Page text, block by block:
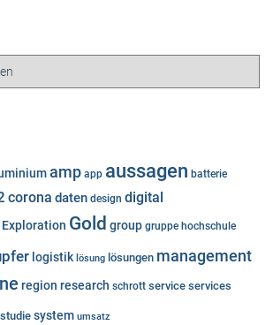
amp app aussagen batterie
corona daten design digital
Exploration Gold group gruppe hochschule
logistik lösung lösungen management
region research schrott service services
studie system umsatz